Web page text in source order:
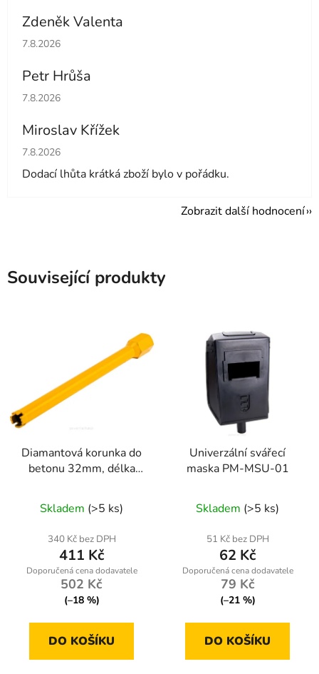
Zdeněk Valenta
Hodnocení obchodu je 5 z 5 hvězdiček.
7.8.2026
Petr Hrůša
Hodnocení obchodu je 5 z 5 hvězdiček.
7.8.2026
Miroslav Křížek
Hodnocení obchodu je 5 z 5 hvězdiček.
7.8.2026
Dodací lhůta krátká zboží bylo v pořádku.
Zobrazit další hodnocení
Související produkty
Diamantová korunka do
betonu 32mm, délka
UNC
Skladem (>5 ks)
340 Kč bez DPH
411 Kč
502 Kč
(–18 %)
DO KOŠÍKU
Univerzální svářecí
maska PM-MSU-01
Skladem (>5 ks)
51 Kč bez DPH
62 Kč
79 Kč
(–21 %)
DO KOŠÍKU